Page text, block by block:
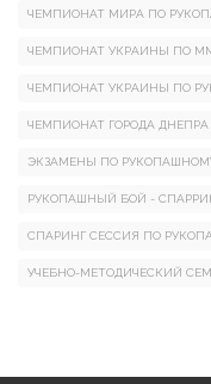
ЧЕМПИОНАТ МИРА ПО
ЧЕМПИОНАТ УКРАИНЫ ПО
ЧЕМПИОНАТ УКРАИНЫ ПО
ЧЕМПИОНАТ ГОРОДА
ЭКЗАМЕНЫ ПО
РУКОПАШНЫЙ БОЙ -
СПАРИНГ СЕССИЯ ПО
УЧЕБНО-МЕТОДИЧЕСКИЙ